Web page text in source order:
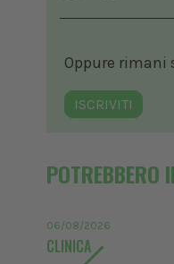
Oppure
ISCRIVITI
POTREBBERO
06/08/2026
CLINICA